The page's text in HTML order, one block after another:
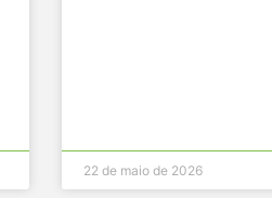
22 de maio de 2026